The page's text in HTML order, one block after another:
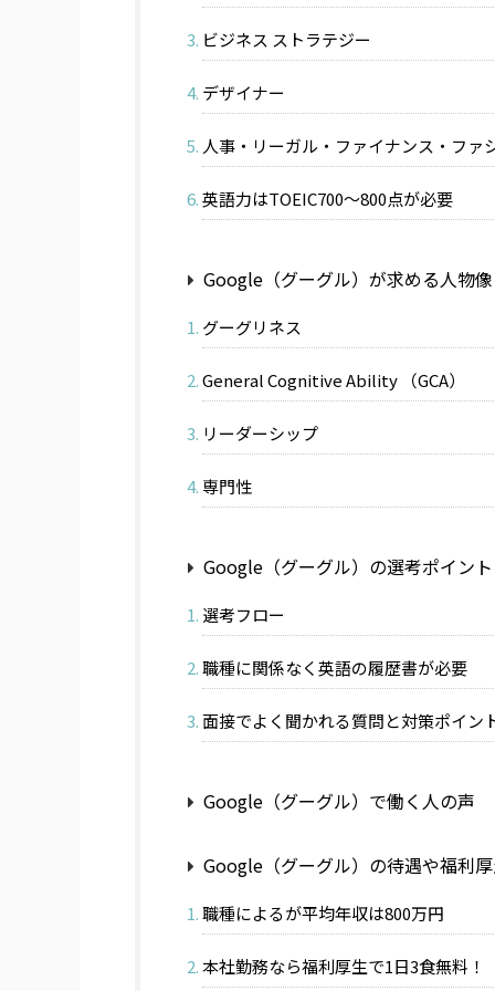
ビジネス ストラテジー
デザイナー
人事・リーガル・ファイナンス・ファ
英語力はTOEIC700～800点が必要
Google（グーグル）が求める人物像
グーグリネス
General Cognitive Ability （GCA）
リーダーシップ
専門性
Google（グーグル）の選考ポイント
選考フロー
職種に関係なく英語の履歴書が必要
面接でよく聞かれる質問と対策ポイン
Google（グーグル）で働く人の声
Google（グーグル）の待遇や福利厚
職種によるが平均年収は800万円
本社勤務なら福利厚生で1日3食無料！